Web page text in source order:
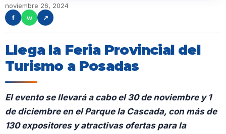
noviembre 26, 2024
f
w ↗
Llega la Feria Provincial del
Turismo a Posadas
El evento se llevará a cabo el 30 de noviembre y 1
de diciembre en el Parque la Cascada, con más de
130 expositores y atractivas ofertas para la